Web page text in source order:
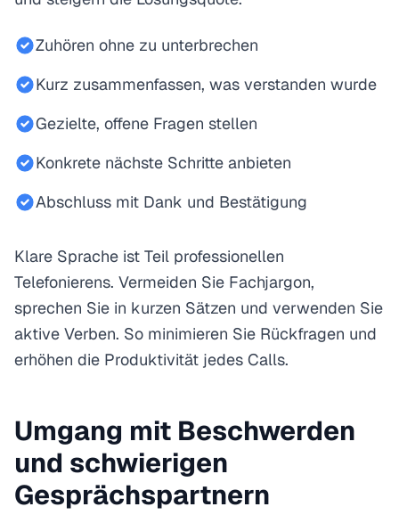
Zuhören ohne zu unterbrechen
Kurz zusammenfassen, was verstanden wurde
Gezielte, offene Fragen stellen
Konkrete nächste Schritte anbieten
Abschluss mit Dank und Bestätigung
Klare Sprache ist Teil professionellen
Telefonierens. Vermeiden Sie Fachjargon,
sprechen Sie in kurzen Sätzen und verwenden Sie
aktive Verben. So minimieren Sie Rückfragen und
erhöhen die Produktivität jedes Calls.
Umgang mit Beschwerden
und schwierigen
Gesprächspartnern